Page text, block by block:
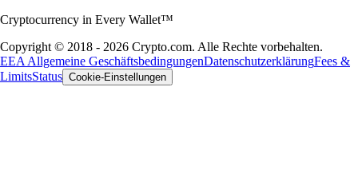
Cryptocurrency in Every Wallet™
Copyright © 2018 - 2026 Crypto.com. Alle Rechte vorbehalten.
EEA Allgemeine GeschäftsbedingungenDatenschutzerklärungFees &
LimitsStatus Cookie-Einstellungen